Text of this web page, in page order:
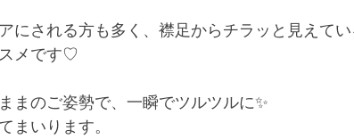
にされる方も多く、襟足からチラッと見えてい
メです♡﻿
まのご姿勢で、一瞬でツルツルに✨﻿
まいります。﻿